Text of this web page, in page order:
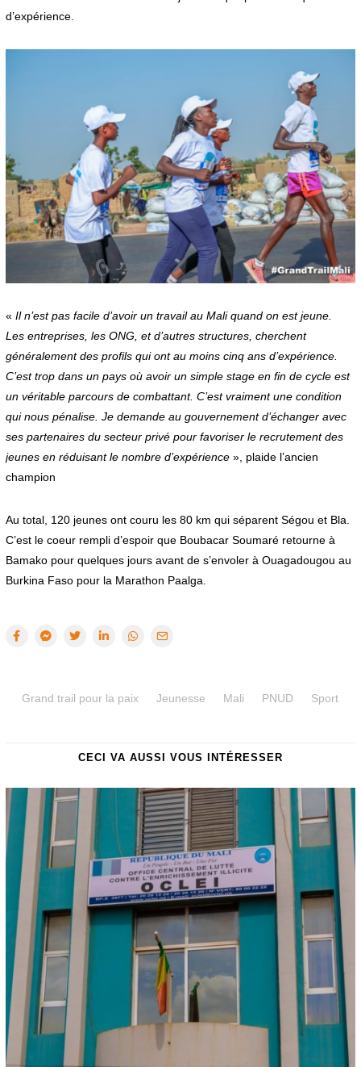
d’expérience.
« Il n’est pas facile d’avoir un travail au Mali quand on est jeune.
Les entreprises, les ONG, et d’autres structures, cherchent
généralement des profils qui ont au moins cinq ans d’expérience.
C’est trop dans un pays où avoir un simple stage en fin de cycle est
un véritable parcours de combattant. C’est vraiment une condition
qui nous pénalise. Je demande au gouvernement d’échanger avec
ses partenaires du secteur privé pour favoriser le recrutement des
jeunes en réduisant le nombre d’expérience », plaide l’ancien
champion
Au total, 120 jeunes ont couru les 80 km qui séparent Ségou et Bla.
C’est le coeur rempli d’espoir que Boubacar Soumaré retourne à
Bamako pour quelques jours avant de s’envoler à Ouagadougou au
Burkina Faso pour la Marathon Paalga.
Grand trail pour la paix Jeunesse Mali PNUD Sport
CECI VA AUSSI VOUS INTÉRESSER